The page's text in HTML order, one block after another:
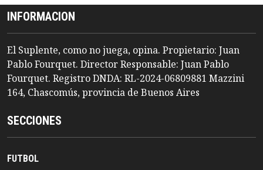
INFORMACION
El Suplente, como no juega, opina. Propietario: Juan
Pablo Fourquet. Director Responsable: Juan Pablo
Fourquet. Registro DNDA: RL-2024-06809881 Mazzini
164, Chascomús, provincia de Buenos Aires
SECCIONES
FUTBOL